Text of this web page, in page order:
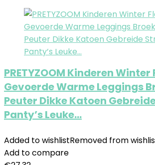
PRETYZOOM Kinderen Winter
Gevoerde Warme Leggings
Peuter Dikke Katoen
Panty’s Leuke…
Added to wishlistRemoved from
Add to compare